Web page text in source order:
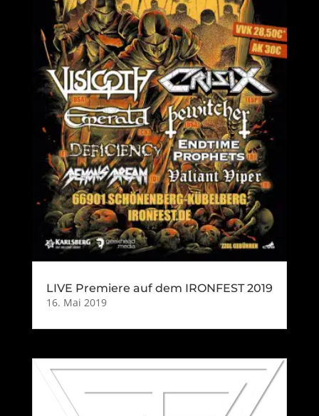
LIVE Premiere auf dem IRONFEST 2019
16. Mai 2019